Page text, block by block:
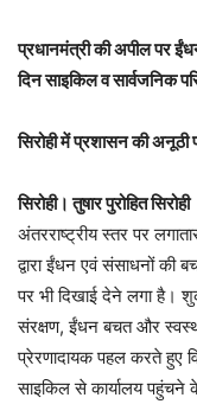
प्रधानमंत्री की अपील पर
दिन साइकिल व सार्वजनिक
सिरोही में प्रशासन की अनूठी
सिरोही। तुषार पुरोहित
अंतरराष्ट्रीय स्तर पर
द्वारा ईंधन एवं संसाधनों
पर भी दिखाई देने लगा है।
संरक्षण, ईंधन बचत और
प्रेरणादायक पहल करते हुए
साइकिल से कार्यालय पहुंचने